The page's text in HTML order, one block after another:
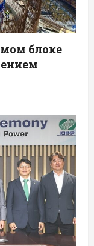
блоке